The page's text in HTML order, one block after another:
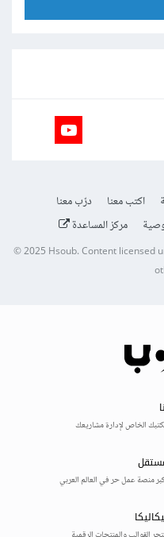
اكتب معنا
درّب معنا
مركز المساعدة
© 2025Hsoub.Content licensed